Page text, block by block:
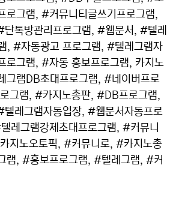
로그램, #커뮤니티글쓰기프로그램,
톡방관리프로그램, #웹문서, #텔레
, #자동광고 프로그램, #텔레그램자
로그램, #자동 홍보프로그램, 카지노
그램DB초대프로그램, #네이버프로
그램, #카지노총판, #DB프로그램,
레그램자동입장, #웹문서자동프로
레그램강제초대프로그램, #커뮤니
지노오토픽, #커뮤니로, #카지노총
램, #홍보프로그램, #텔레그램, #커